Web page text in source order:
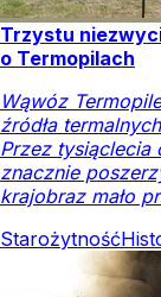
Trzystu
o Termopilach
Wąwóz
źródła
Przez tysiąclecia
znacznie
krajobraz mało
Starożytność